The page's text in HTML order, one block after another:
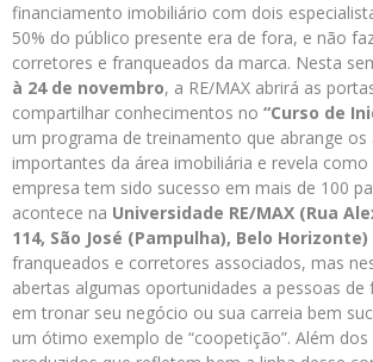
financiamento imobiliário com dois
50% do público presente era de fora, e não
corretores e franqueados da marca. Nesta
à 24 de novembro, a RE/MAX abrirá as
compartilhar conhecimentos no “Curso de
um programa de treinamento que abrange os
importantes da área imobiliária e revela
empresa tem sido sucesso em mais de 100
acontece na Universidade RE/MAX (Rua
114, São José (Pampulha), Belo Horizonte)
franqueados e corretores associados, mas
abertas algumas oportunidades a pessoas de
em tronar seu negócio ou sua carreia bem
um ótimo exemplo de “coopetição”. Além